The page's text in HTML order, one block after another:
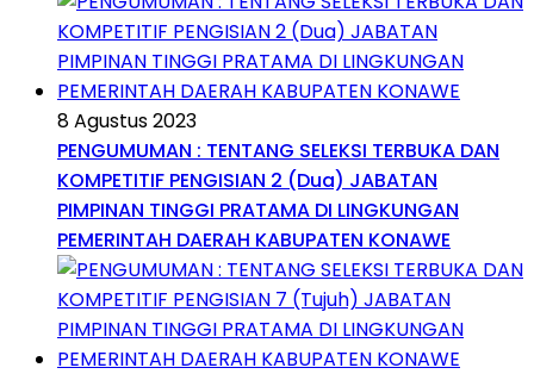
8 Agustus 2023
PENGUMUMAN : TENTANG SELEKSI TERBUKA DAN
KOMPETITIF PENGISIAN 2 (Dua) JABATAN
PIMPINAN TINGGI PRATAMA DI LINGKUNGAN
PEMERINTAH DAERAH KABUPATEN KONAWE